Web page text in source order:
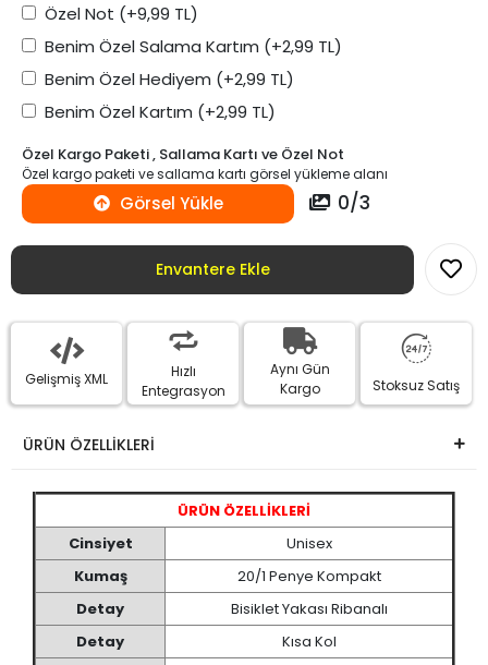
Özel Not (+9,99 TL)
Benim Özel Salama Kartım (+2,99 TL)
Benim Özel Hediyem (+2,99 TL)
Benim Özel Kartım (+2,99 TL)
Özel Kargo Paketi , Sallama Kartı ve Özel Not
Özel kargo paketi ve sallama kartı görsel yükleme alanı
Görsel Yükle 0/3
Envantere Ekle
Gelişmiş XML
Hızlı
Entegrasyon
Aynı Gün
Kargo
Stoksuz Satış
ÜRÜN ÖZELLİKLERİ
ÜRÜN ÖZELLİKLERİ
Cinsiyet
Unisex
Kumaş
20/1 Penye Kompakt
Detay
Bisiklet Yakası Ribanalı
Detay
Kısa Kol